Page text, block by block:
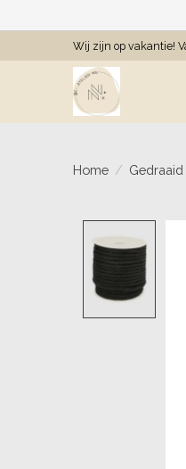
Wij zijn op vakantie!
Home /